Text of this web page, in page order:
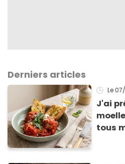
Derniers articles
Le
J'ai
tous